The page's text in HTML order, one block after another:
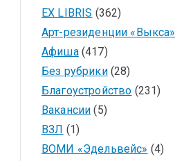
EX LIBRIS (362)
Арт-резиденции «Выкса»
Афиша(417)
Без рубрики(28)
Благоустройство (231)
Вакансии (5)
ВЗЛ (1)
ВОМИ «Эдельвейс» (4)